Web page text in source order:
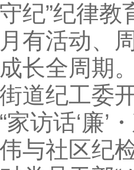
纪”纪律
有活动、
长全周期
纪工委开
访话‘廉’
与社区纪